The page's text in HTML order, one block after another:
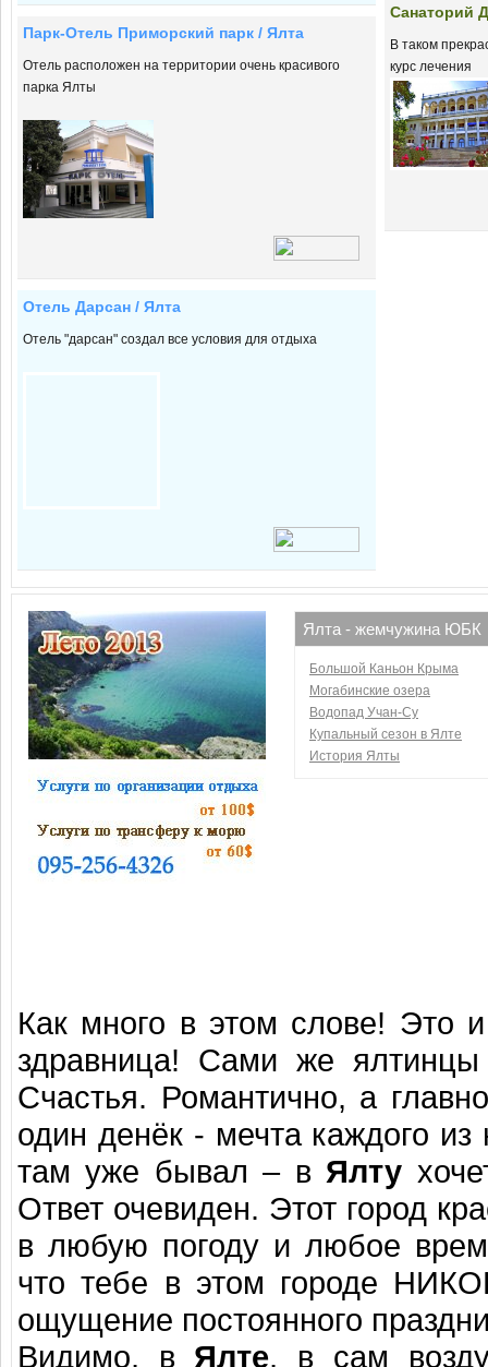
Парк-Отель Приморский парк / Ялта
Отель расположен на территории очень красивого
парка Ялты
Отель Дарсан / Ялта
Отель "дарсан" создал все условия для отдыха
Cанаторий
В таком
курс лечения
Ялта - жемчужина ЮБК
Большой Каньон Крыма
Могабинские озера
Водопад Учан-Су
Купальный сезон в Ялте
История Ялты
Как много в этом слове! Это и
здравница! Сами же ялтинцы
Счастья. Романтично, а
один денёк - мечта каждого из
там уже бывал – в Ялту
Ответ очевиден. Этот город
в любую погоду и любое
что тебе в этом городе
ощущение постоянного
Видимо, в Ялте, в сам